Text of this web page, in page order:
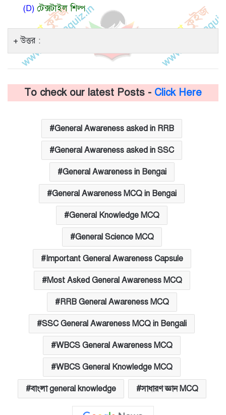
(D) টেক্সটাইল শিল্প
উত্তর :
To check our latest Posts - Click Here
General Awareness asked in RRB
General Awareness asked in SSC
General Awareness in Bengai
General Awareness MCQ in Bengai
General Knowledge MCQ
General Science MCQ
Important General Awareness Capsule
Most Asked General Awareness MCQ
RRB General Awareness MCQ
SSC General Awareness MCQ in Bengali
WBCS General Awareness MCQ
WBCS General Knowledge MCQ
বাংলা general knowledge সাধারণ জ্ঞান MCQ